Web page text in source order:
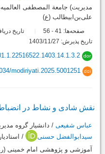
مدیریت) جامعة المصطفی
علی‌بن‌ابیطالب (ع)
صفحه‌ها: 41
-
تاریخ دریافت:
تاریخ پذیرش: 1403/11/27
dor
doi
modiriyati.2025.5001251
نقش شادی و نشاط در انضباط
عباس شفیعی / دانشیار گروه
سیدابوالفضل حسنی
/
آموزشی و پژوهشی امام خمینی